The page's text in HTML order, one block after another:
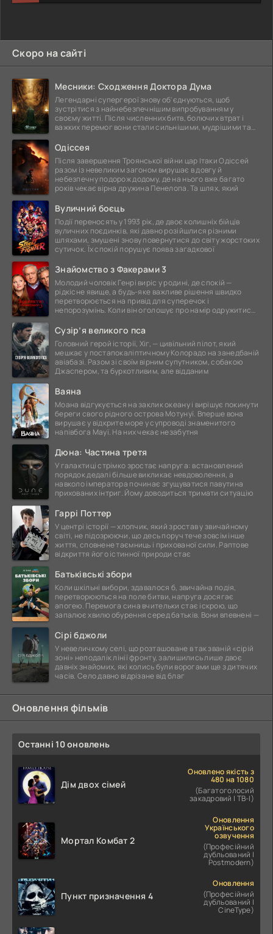
Скоро на сайті
Месники: Сходження Доктора Дума
Легендарні супергерої знову об'єднуються, щоб
зустрітися з найнебезпечнішим випробуванням у
своєму житті. Після численних битв, болючих втрат і
важких перемог вони стали сильнішими, мудрішими та
Одіссея
Після завершення Троянської війни цар Ітаки Одіссей
разом із невеликим загоном вирушає в довгу й
небезпечну подорож додому, де на нього вже багато
років чекає вірна дружина Пенелопа. Та шлях, який
Вуличний боєць
Події переносять у 1993 рік, де двоє колишніх бійців
вуличних поєдинків, які давно розійшлися різними
шляхами, змушені знову повернутися до світу жорстоких
сутичок. Їх спокій порушує поява загадкової
Знайомство з Факерами 3
Молодий чоловік Генрі виріс у родині, де спокій —
рідкісне явище, а будь-яке важливе рішення швидко
перетворюється на привід для суперечок і
непорозумінь. Коли він оголошує про намір одружитися,
Сузір’я великого пса
Головний герой історії, Хіг, — цивільний пілот, який
мешкає у постапокаліптичному Колорадо на занедбаній
авіабазі. Разом зі своїм вірним супутником, собакою
Джаспером, та буркотливим, але відданим
Ваяна
Моана відгукується на заклик океану і вирішує покинути
береги свого рідного острова Мотунуї. Вперше вона
вирушає у відкрите море у супроводі знаменитого
напівбога Мауї. На них чекає незабутня
Дюна: Частина третя
У галактиці стрімко зростає напруга: встановлений
порядок дедалі більше викликає невдоволення, а
навколо імператора починає згущуватися павутина
прихованих інтриг. Йому доводиться тримати ситуацію
Гаррі Поттер
У центрі історії — хлопчик, який зростав у звичайному
світі, не підозрюючи, що десь поруч тече зовсім інше
життя, сповнене таємниць і прихованої сили. Раптове
відкриття його істинної природи стає
Батьківські збори
Коли шкільні вибори, здавалося б, звичайна подія,
перетворюються на поле битви, напруга досягає
апогею. Перемога сина вчительки стає іскрою, що
запалює хвилю обурення серед батьків. Вони впевнені —
Сірі бджоли
У невеличкому селі, що розташоване в так званій «сірій
зоні» неподалік лінії фронту, залишились лише двоє
давніх знайомих, які колись були ворогами ще з дитячих
часів. Село давно відрізане від благ
Оновлення фільмів
Останні 10 оновлень
Дім двох сімей
Оновлено якість з
480 на 1080
(Багатоголосий
закадровий | ТВ-І)
Мортал Комбат 2
Оновлення
Українського
озвучення
(Професійний
дубльований |
Postmodern)
Пункт призначення 4
Оновлення
(Професійний
дубльований |
CineType)